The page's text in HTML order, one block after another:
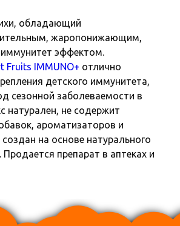
обладающий
жаропонижающим,
эффектом.
Fruits IMMUNO+ отлично
детского иммунитета,
сезонной заболеваемости в
натурален, не содержит
ароматизаторов и
на основе натурального
Продается препарат в аптеках и